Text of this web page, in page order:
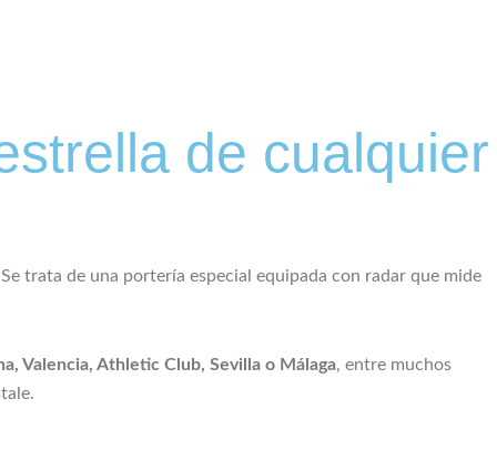
de cualquier
trata de una portería especial equipada con radar que mide
Valencia, Athletic Club, Sevilla o Málaga, entre muchos